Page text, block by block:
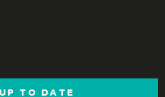
TO DATE